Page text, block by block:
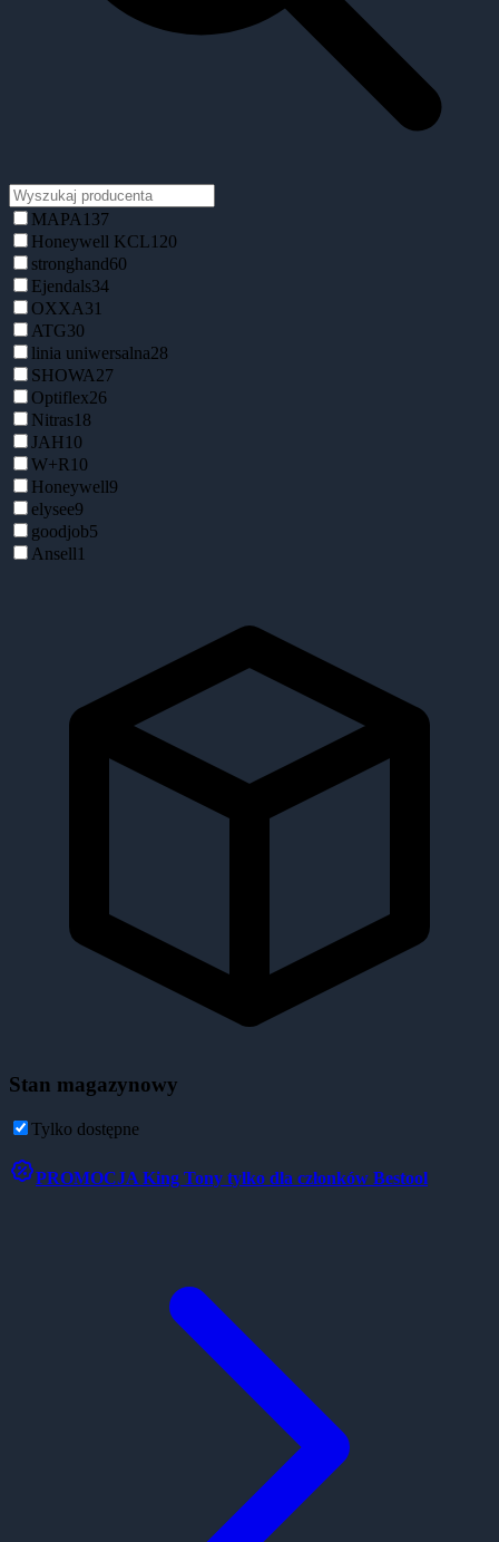
MAPA 137
Honeywell KCL120
stronghand60
Ejendals34
OXXA31
ATG30
linia uniwersalna28
SHOWA27
Optiflex26
Nitras18
JAH10
W+R 10
Honeywell9
elysee9
goodjob5
Ansell1
Stan magazynowy
Tylko dostępne
PROMOCJA King Tony tylko dla członków Bestool